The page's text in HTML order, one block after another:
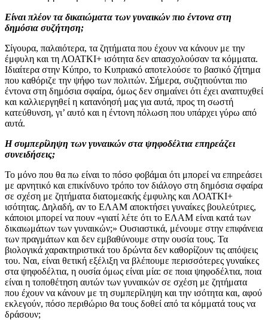
Είναι πλέον τα δικαιώματα των γυναικών πιο έντονα στη
δημόσια συζήτηση;
Σίγουρα, παλαιότερα, τα ζητήματα που έχουν να κάνουν με την
έμφυλη και τη ΛΟΑΤΚΙ+ ισότητα δεν απασχολούσαν τα κόμματα.
Ιδιαίτερα στην Κύπρο, το Κυπριακό αποτελούσε το βασικό ζήτημα
που καθόριζε την ψήφο των πολιτών. Σήμερα, συζητιούνται πιο
έντονα στη δημόσια σφαίρα, όμως δεν σημαίνει ότι έχει αναπτυχθεί
και καλλιεργηθεί η κατανόησή μας για αυτά, προς τη σωστή
κατεύθυνση, γι’ αυτό και η έντονη πόλωση που υπάρχει γύρω από
αυτά.
Η συμπερίληψη των γυναικών στα ψηφοδέλτια επηρεάζει
συνειδήσεις;
Το μόνο που θα πω είναι το πόσο φοβάμαι ότι μπορεί να επηρεάσει
με αρνητικό και επικίνδυνο τρόπο τον διάλογο στη δημόσια σφαίρα
σε σχέση με ζητήματα διατομεακής έμφυλης και ΛΟΑΤΚΙ+
ισότητας. Δηλαδή, αν το ΕΛΑΜ αποκτήσει γυναίκες βουλεύτριες,
κάποιοι μπορεί να πουν «γιατί λέτε ότι το ΕΛΑΜ είναι κατά των
δικαιωμάτων των γυναικών;» Ουσιαστικά, μένουμε στην επιφάνεια
των πραγμάτων και δεν εμβαθύνουμε στην ουσία τους. Τα
βιολογικά χαρακτηριστικά του δρώντα δεν καθορίζουν τις απόψεις
του. Ναι, είναι θετική εξέλιξη να βλέπουμε περισσότερες γυναίκες
στα ψηφοδέλτια, η ουσία όμως είναι μία: σε ποια ψηφοδέλτια, ποια
είναι η τοποθέτηση αυτών των γυναικών σε σχέση με ζητήματα
που έχουν να κάνουν με τη συμπερίληψη και την ισότητα και, αφού
εκλεγούν, πόσο περιθώριο θα τους δοθεί από τα κόμματά τους να
δράσουν;